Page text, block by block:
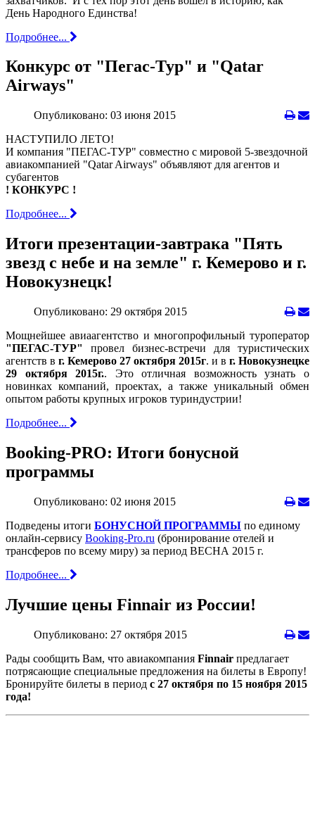
День Народного Единства!
Подробнее...
Конкурс от "Пегас-Тур" и "Qatar
Airways"
Опубликовано: 03 июня 2015
НАСТУПИЛО ЛЕТО!
И компания "ПЕГАС-ТУР" совместно с мировой 5-звездочной
авиакомпанией "Qatar Airways" объявляют для агентов и
субагентов
! КОНКУРС !
Подробнее...
Итоги презентации-завтрака "Пять
звезд с небе и на земле" г. Кемерово и г.
Новокузнецк!
Опубликовано: 29 октября 2015
Мощнейшее авиаагентство и многопрофильный туроператор
"ПЕГАС-ТУР"
провел бизнес-встречи для туристических
агентств в г. Кемерово 27 октября 2015г. и в г. Новокузнецке
29 октября 2015г.. Это отличная возможность узнать о
новинках компаний, проектах, а также уникальный обмен
опытом работы крупных игроков туриндустрии!
Подробнее...
Booking-PRO: Итоги бонусной
программы
Опубликовано: 02 июня 2015
Подведены итоги БОНУСНОЙ ПРОГРАММЫ по единому
онлайн-сервису Booking-Pro.ru (бронирование отелей и
трансферов по всему миру) за период ВЕСНА 2015 г.
Подробнее...
Лучшие цены Finnair из России!
Опубликовано: 27 октября 2015
Рады сообщить Вам, что авиакомпания Finnair предлагает
потрясающие специальные предложения на билеты в Европу!
Бронируйте билеты в период с 27 октября по 15 ноября 2015
года!